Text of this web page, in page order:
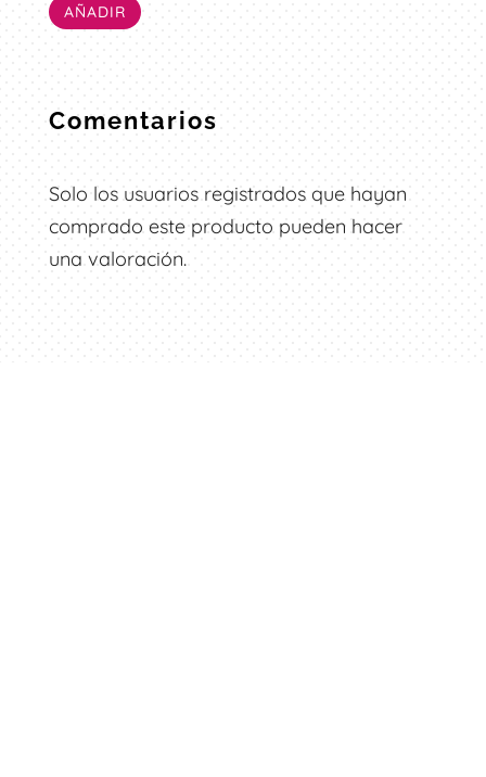
AÑADIR
Comentarios
Solo los usuarios registrados que hayan
comprado este producto pueden hacer
una valoración.